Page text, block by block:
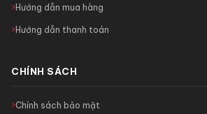
Hướng dẫn mua hàng
Hướng dẫn thanh toán
CHÍNH SÁCH
Chính sách bảo mật